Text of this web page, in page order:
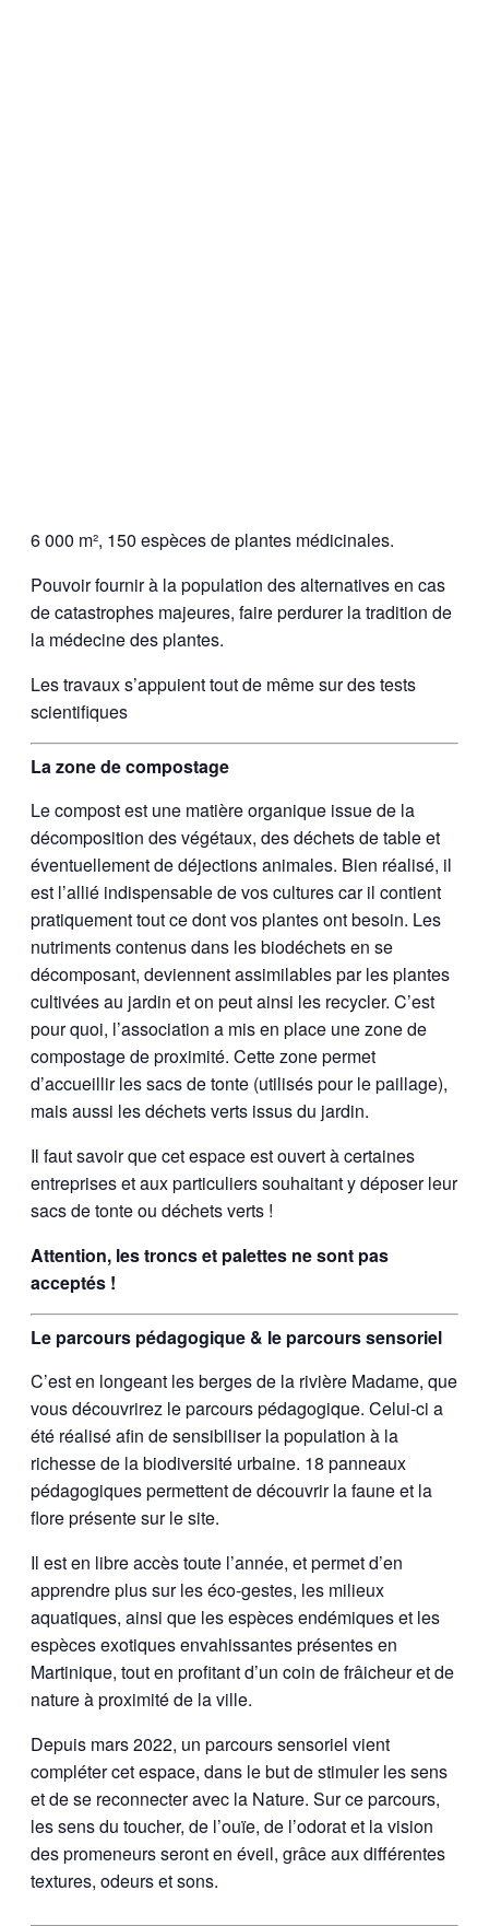
6 000 m², 150 espèces de plantes médicinales.
Pouvoir fournir à la population des alternatives en cas
de catastrophes majeures, faire perdurer la tradition de
la médecine des plantes.
Les travaux s’appuient tout de même sur des tests
scientifiques
La zone de compostage
Le compost est une matière organique issue de la
décomposition des végétaux, des déchets de table et
éventuellement de déjections animales. Bien réalisé, il
est l’allié indispensable de vos cultures car il contient
pratiquement tout ce dont vos plantes ont besoin. Les
nutriments contenus dans les biodéchets en se
décomposant, deviennent assimilables par les plantes
cultivées au jardin et on peut ainsi les recycler. C’est
pour quoi, l’association a mis en place une zone de
compostage de proximité. Cette zone permet
d’accueillir les sacs de tonte (utilisés pour le paillage),
mais aussi les déchets verts issus du jardin.
Il faut savoir que cet espace est ouvert à certaines
entreprises et aux particuliers souhaitant y déposer leur
sacs de tonte ou déchets verts !
Attention, les troncs et palettes ne sont pas
acceptés !
Le parcours pédagogique & le parcours sensoriel
C’est en longeant les berges de la rivière Madame, que
vous découvrirez le parcours pédagogique. Celui-ci a
été réalisé afin de sensibiliser la population à la
richesse de la biodiversité urbaine. 18 panneaux
pédagogiques permettent de découvrir la faune et la
flore présente sur le site.
Il est en libre accès toute l’année, et permet d’en
apprendre plus sur les éco-gestes, les milieux
aquatiques, ainsi que les espèces endémiques et les
espèces exotiques envahissantes présentes en
Martinique, tout en profitant d’un coin de frâicheur et de
nature à proximité de la ville.
Depuis mars 2022, un parcours sensoriel vient
compléter cet espace, dans le but de stimuler les sens
et de se reconnecter avec la Nature. Sur ce parcours,
les sens du toucher, de l’ouïe, de l’odorat et la vision
des promeneurs seront en éveil, grâce aux différentes
textures, odeurs et sons.